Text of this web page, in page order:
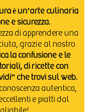
è un’arte culinaria
e sicurezza.
di apprendere una
grazie al nostro
la confusione e le
di ricette con
che trovi sul web.
autentica,
e piatti dal